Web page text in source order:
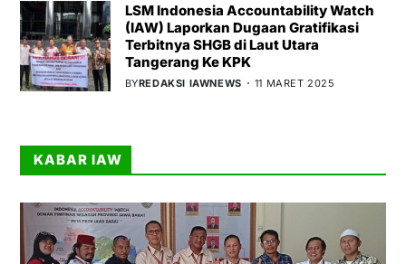
LSM Indonesia Accountability Watch
(IAW) Laporkan Dugaan Gratifikasi
Terbitnya SHGB di Laut Utara
Tangerang Ke KPK
BYREDAKSI IAWNEWS 11 MARET 2025
KABAR IAW